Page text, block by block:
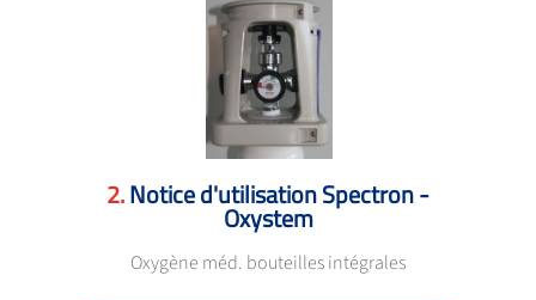
Notice d'utilisation Spectron -
Oxystem
Oxygène méd. bouteilles intégrales